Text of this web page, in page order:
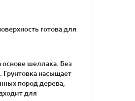
готова для
основе шеллака. Без
Грунтовка насыщает
пород дерева,
для